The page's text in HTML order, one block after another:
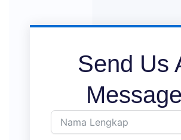
Send Us
Message